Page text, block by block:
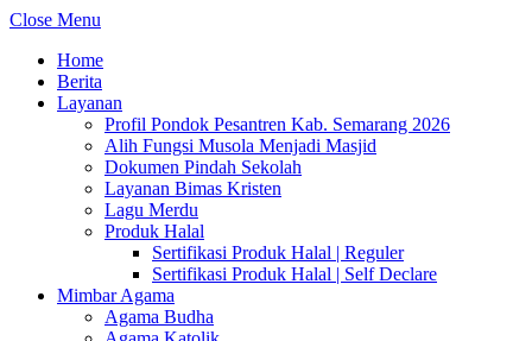
Close Menu
Home
Berita
Layanan
Profil Pondok Pesantren Kab. Semarang 2026
Alih Fungsi Musola Menjadi Masjid
Dokumen Pindah Sekolah
Layanan Bimas Kristen
Lagu Merdu
Produk Halal
Sertifikasi Produk Halal | Reguler
Sertifikasi Produk Halal | Self Declare
Mimbar Agama
Agama Budha